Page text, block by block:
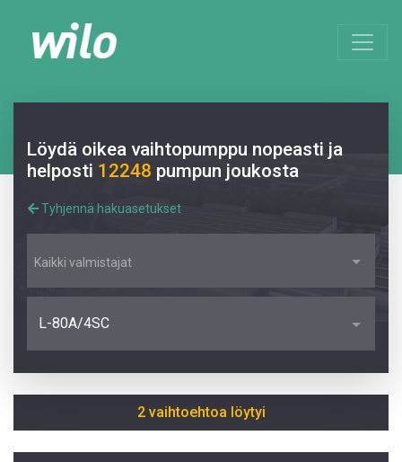
Löydä oikea vaihtopumppu nopeasti ja
helposti 12248 pumpun joukosta
Tyhjennä hakuasetukset
Kaikki valmistajat
L-80A/4SC
2 vaihtoehtoa löytyi